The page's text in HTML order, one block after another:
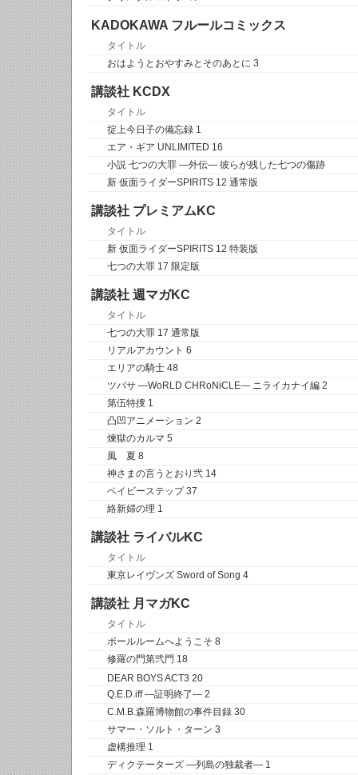
KADOKAWA フルールコミックス
タイトル
おはようとおやすみとそのあとに 3
講談社 KCDX
タイトル
掟上今日子の備忘録 1
エア・ギア UNLIMITED 16
小説 七つの大罪 ―外伝― 彼らが残した七つの傷跡
新 仮面ライダーSPIRITS 12 通常版
講談社 プレミアムKC
タイトル
新 仮面ライダーSPIRITS 12 特装版
七つの大罪 17 限定版
講談社 週マガKC
タイトル
七つの大罪 17 通常版
リアルアカウント 6
エリアの騎士 48
ツバサ ―WoRLD CHRoNiCLE― ニライカナイ編 2
第伍特捜 1
凸凹アニメーション 2
煉獄のカルマ 5
風 夏 8
神さまの言うとおり弐 14
ベイビーステップ 37
絡新婦の理 1
講談社 ライバルKC
タイトル
東京レイヴンズ Sword of Song 4
講談社 月マガKC
タイトル
ボールルームへようこそ 8
修羅の門第弐門 18
DEAR BOYS ACT3 20
Q.E.D.iff ―証明終了― 2
C.M.B.森羅博物館の事件目録 30
サマー・ソルト・ターン 3
虚構推理 1
ディクテーターズ ―列島の独裁者― 1